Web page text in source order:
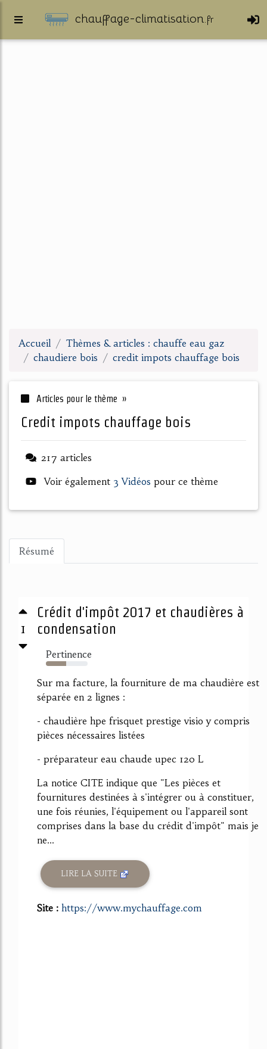
chauffage-climatisation.fr
Accueil
Thèmes & articles : chauffe eau gaz
chaudiere bois
credit impots chauffage bois
Articles pour le thème »
credit impots chauffage bois
217 articles
Voir également 3 Vidéos pour ce thème
Résumé
1
Crédit d'impôt 2017 et chaudières à
condensation
Pertinence
49%
Sur ma facture, la fourniture de ma chaudière est
séparée en 2 lignes :
- chaudière hpe frisquet prestige visio y compris
pièces nécessaires listées
- préparateur eau chaude upec 120 L
La notice CITE indique que "Les pièces et
fournitures destinées à s'intégrer ou à constituer,
une fois réunies, l'équipement ou l'appareil sont
comprises dans la base du crédit d'impôt" mais je
ne...
LIRE LA SUITE
Site : https://www.mychauffage.com